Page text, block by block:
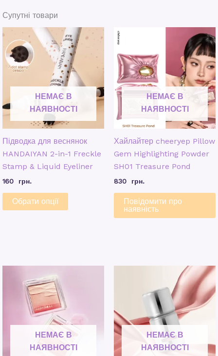
Супутні товари
НЕМАЄ В
НАЯВНОСТІ
Підводка для веснянок
HANDAIYAN 2-in-1 Freckle
Stamp & Liquid Eyeliner
160 грн.
Обрати опції
НЕМАЄ В
НАЯВНОСТІ
Хайлайтер cheeryep Pillow
Gem Highlighting Powder
SH01 Treasure Pond
830 грн.
Повідомити про
наявність
НЕМАЄ В
НАЯВНОСТІ
НЕМАЄ В
НАЯВНОСТІ